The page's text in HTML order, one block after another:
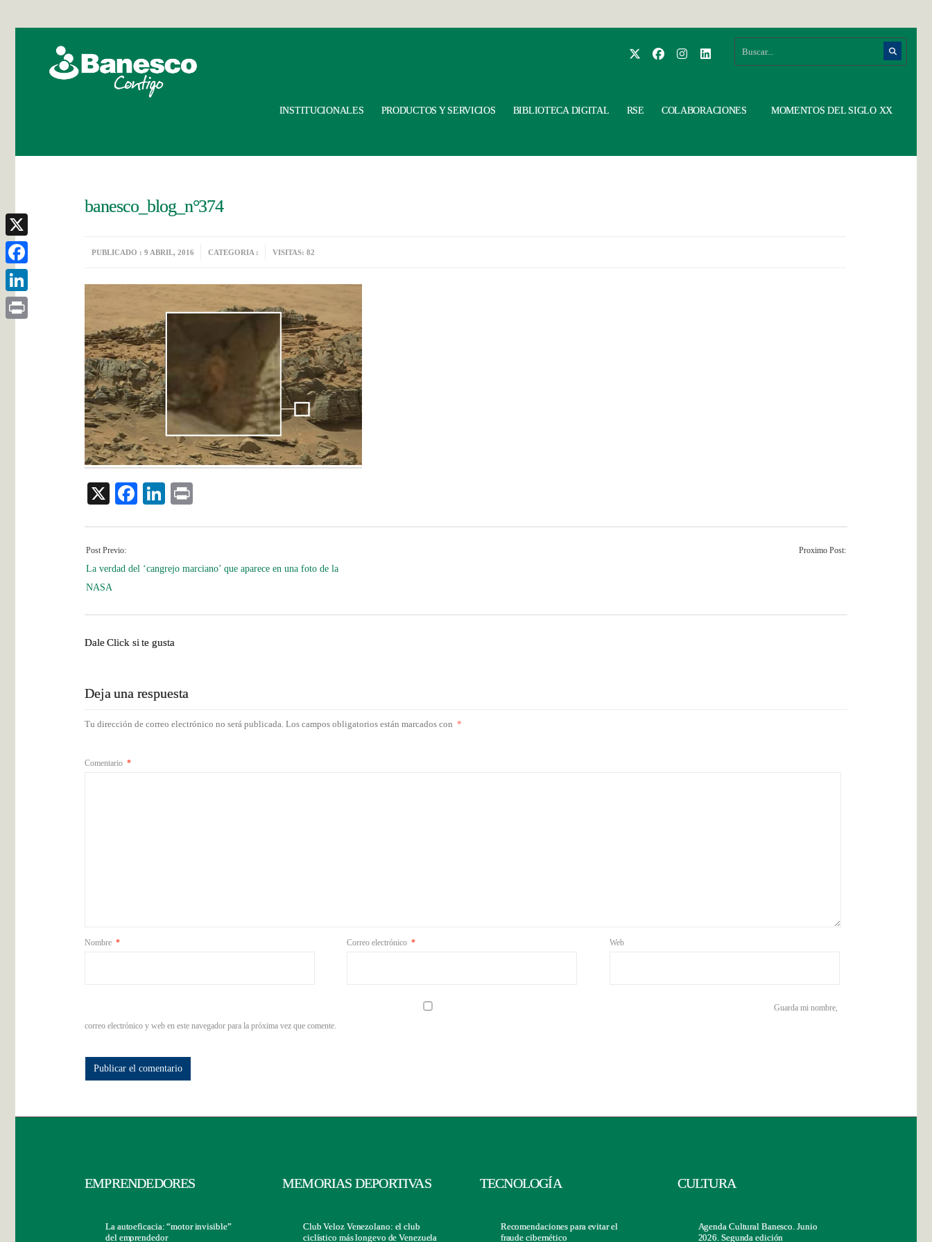
INSTITUCIONALES PRODUCTOS Y SERVICIOS BIBLIOTECA DIGITAL RSE COLABORACIONES MOMENTOS DEL SIGLO XX
banesco_blog_n°374
PUBLICADO : 9 ABRIL, 2016 CATEGORIA : VISITAS: 82
X Facebook
LinkedIn
Post Previo:
La verdad del ‘cangrejo marciano’ que aparece en una foto de la
NASA
Proximo Post:
Dale Click si te gusta
Deja una respuesta
Tu dirección de correo electrónico no será publicada. Los campos obligatorios están marcados con *
Comentario *
Nombre * Correo electrónico * Web
Guarda mi nombre,
correo electrónico y web en este navegador para la próxima vez que comente.
EMPRENDEDORES
La autoeficacia: “motor invisible”
del emprendedor
MEMORIAS DEPORTIVAS
Club Veloz Venezolano: el club
ciclístico más longevo de Venezuela
TECNOLOGÍA
Recomendaciones para evitar el
fraude cibernético
CULTURA
Agenda Cultural Banesco. Junio
2026. Segunda edición
X
Facebook
LinkedIn